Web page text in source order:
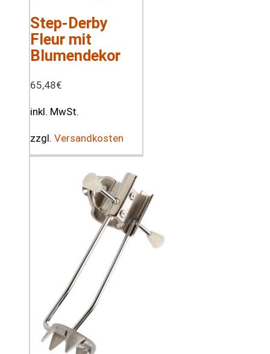
Step-Derby
Fleur mit
Blumendekor
65,48€
inkl. MwSt.
zzgl. Versandkosten